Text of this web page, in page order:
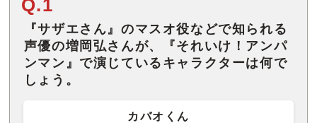
Q.1
『サザエさん』のマスオ役などで知られる
声優の増岡弘さんが、『それいけ！アンパ
ンマン』で演じているキャラクターは何で
しょう。
カバオくん